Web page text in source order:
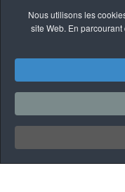
Nous utilisons les
site Web. En